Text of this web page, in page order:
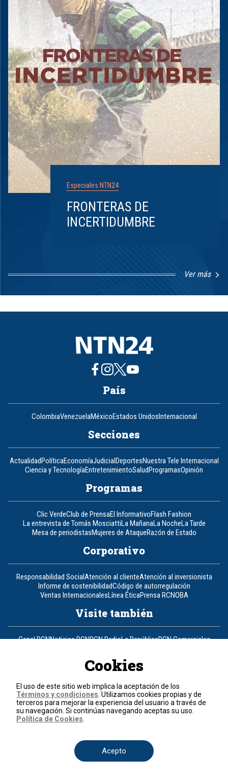
Especiales NTN24
FRONTERAS DE
INCERTIDUMBRE
Ver más
1
8
País
ColombiaVenezuelaMéxicoEstados UnidosInternacional
Secciones
ActualidadPolíticaEconomíaJudicialDeportesNuestra Tele Internacional
Ciencia y TecnologíaEntretenimientoSaludProgramasOpinión
Programas
Clic VerdeClub de PrensaEl InformativoFlash Fashion
La entrevista de Tomás MosciattiLa MañanaLa NocheLa Tarde
Mesa de periodistasMujeres de AtaqueRazón de Estado
Corporativo
Responsabilidad SocialAtención al clienteAtención al inversionista
Informe de sostenibilidadCódigo de autorregulación
Ventas InternacionalesLínea ÉticaPrensa RCNOBA
Visite también
Canal RCNNoticias RCNRCN RadioLa RepúblicaRCN Comerciales
Un producto de RCN Televisión
Contáctenos
Teléfono+57 (601) 426 92 92
Términos y condiciones
© 2026, RCN Medios.
Cookies
El uso de este sitio web implica la aceptación de los
Términos y condiciones . Utilizamos cookies propias y de
terceros para mejorar la experiencia del usuario a través de
su navegación. Si continúas navegando aceptas su uso.
Política de Cookies
Acepto